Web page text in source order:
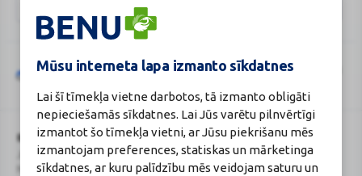
Mūsu interneta lapa izmanto sīkdatnes
Lai šī tīmekļa vietne darbotos, tā izmanto obligāti
nepieciešamās sīkdatnes. Lai Jūs varētu pilnvērtīgi
izmantot šo tīmekļa vietni, ar Jūsu piekrišanu mēs
izmantojam preferences, statiskas un mārketinga
sīkdatnes, ar kuru palīdzību mēs veidojam saturu un
Google
reCAPTCHA
Šo vietni aizsargā „reCAPTCHA“, un uz to attiecas „Google“
BENU Aptieka Latvija, SIA
Juridiskā adrese / Faktiskā adrese:
Noliktavu iela 5, Dreiliņi, Stopiņu
Licence
Licences numurs: A00010
E-aptiekas kontakti